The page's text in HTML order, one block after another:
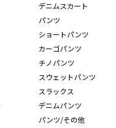
デニムスカート
パンツ
ショートパンツ
カーゴパンツ
チノパンツ
スウェットパンツ
スラックス
デニムパンツ
パンツ/その他